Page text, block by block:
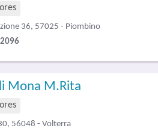
36, 57025 - Piombino
Mona M.Rita
56048 - Volterra